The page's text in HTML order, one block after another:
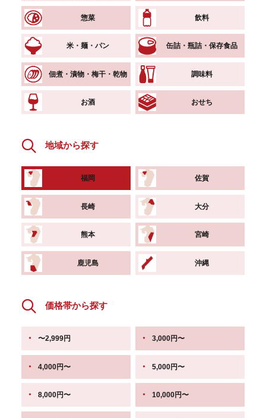
惣菜 飲料
米・麺・パン 缶詰・瓶詰・保存食品
佃煮・漬物・梅干・乾物 調味料
お酒 おせち
地域から探す
福岡 佐賀
長崎 大分
熊本 宮崎
鹿児島 沖縄
価格帯から探す
〜2,999円 3,000円〜
4,000円〜 5,000円〜
8,000円〜 10,000円〜